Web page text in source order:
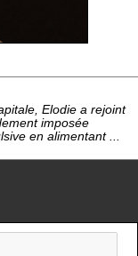
Elodie a rejoint
imposée
en alimentant ...